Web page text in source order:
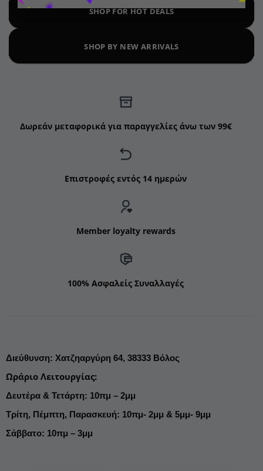
SHOP FOR HOT DEALS
SHOP BY NEW ARRIVALS
Δωρεάν μεταφορικά για παραγγελίες άνω των 99€
Επιστροφές εντός 14 ημερών
Member loyalty rewards
100% Ασφαλείς Συναλλαγές
Διεύθυνση: Χατζηαργύρη 64, 38333 Βόλος
Ωράριο Λειτουργίας:
Δευτέρα & Τετάρτη: 10πμ – 2μμ
Τρίτη, Πέμπτη, Παρασκευή: 10πμ- 2μμ & 5μμ- 9μμ
Σάββατο: 10πμ – 3μμ